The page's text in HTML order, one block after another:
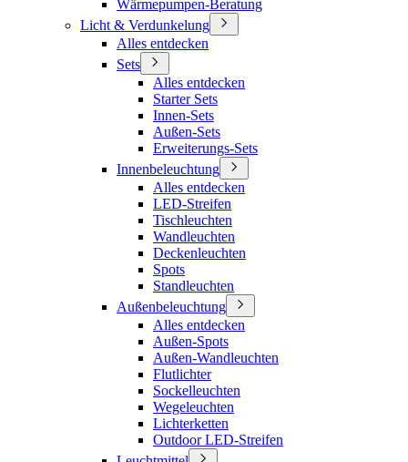
Wärmepumpen-Beratung
Licht & Verdunkelung
Alles entdecken
Sets
Alles entdecken
Starter Sets
Innen-Sets
Außen-Sets
Erweiterungs-Sets
Innenbeleuchtung
Alles entdecken
LED-Streifen
Tischleuchten
Wandleuchten
Deckenleuchten
Spots
Standleuchten
Außenbeleuchtung
Alles entdecken
Außen-Spots
Außen-Wandleuchten
Flutlichter
Sockelleuchten
Wegeleuchten
Lichterketten
Outdoor LED-Streifen